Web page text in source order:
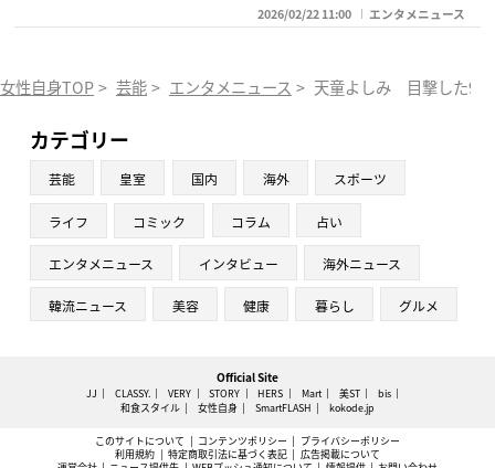
2026/02/22 11:00 エンタメニュース
女性自身TOP > 芸能 > エンタメニュース > 天童よしみ 目撃した90
カテゴリー
芸能 皇室 国内 海外 スポーツ
ライフ コミック コラム 占い
エンタメニュース インタビュー 海外ニュース
韓流ニュース 美容 健康 暮らし グルメ
Official Site
JJ CLASSY. VERY STORY HERS Mart 美ST
bis
和食スタイル
女性自身 SmartFLASH kokode.jp
このサイトについて コンテンツポリシー
プライバシーポリシー
利用規約
特定商取引法に基づく表記
広告掲載について